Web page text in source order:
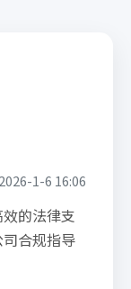
2026-1-6 16:06
的法律支
合规指导